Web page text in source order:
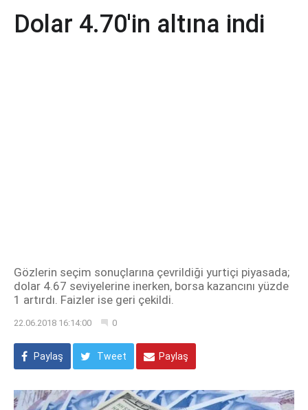
Dolar 4.70'in altına indi
Gözlerin seçim sonuçlarına çevrildiği yurtiçi piyasada;
dolar 4.67 seviyelerine inerken, borsa kazancını yüzde
1 artırdı. Faizler ise geri çekildi.
22.06.2018 16:14:00 0
Paylaş Tweet Paylaş